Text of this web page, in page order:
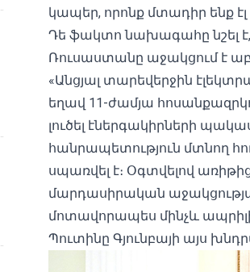
կապեր, որոնք մտադիր ենք էլ
Դե ֆակտո նախագահը նշել է,
Ռուսաստանը աջակցում է
«Անցյալ տարեվերջին
եղավ 11-ժամյա
լուծել էներգակիրների
հանրապետություն մտնող
սպառվել է։ Օգտվելով
մարդասիրական
մոտավորապես մինչև ապրիլի
Պուտինը Գյունբայի այս